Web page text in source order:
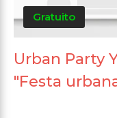
Gratuito
Urban Party
"Festa